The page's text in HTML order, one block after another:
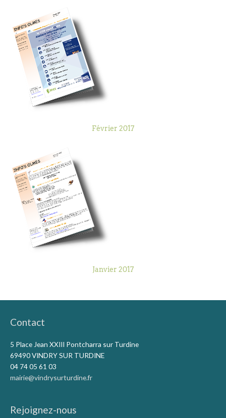
Février 2017
Janvier 2017
Contact
5 Place Jean XXIII Pontcharra sur Turdine
69490 VINDRY SUR TURDINE
04 74 05 61 03
mairie@vindrysurturdine.fr
Rejoignez-nous